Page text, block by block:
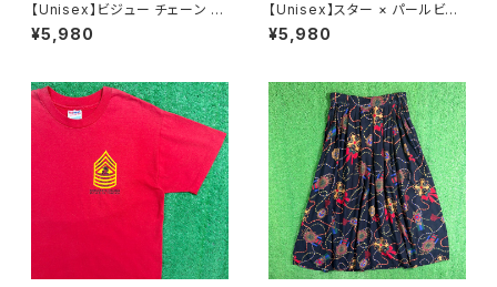
【Unisex】ビジュー チェーン ブ
レスレット / 古着 アクセサリー
N0737
¥5,980
【Unisex】スター × パールビー
ズ チャーム チェーン ブレスレッ
ト / 古着 アクセサリー N1109
¥5,980